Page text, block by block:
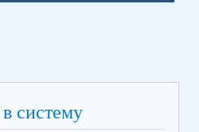
систему